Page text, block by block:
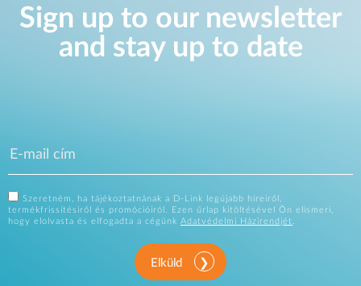
Sign up to our newsletter
and stay up to date
Szeretném, ha tájékoztatnának a D-Link legújabb híreiről,
termékfrissítésiről és promócióiról. Ezen űrlap kitöltésével Ön elismeri,
hogy elolvasta és elfogadta a cégünk Adatvédelmi Házirendjét.
Elküld